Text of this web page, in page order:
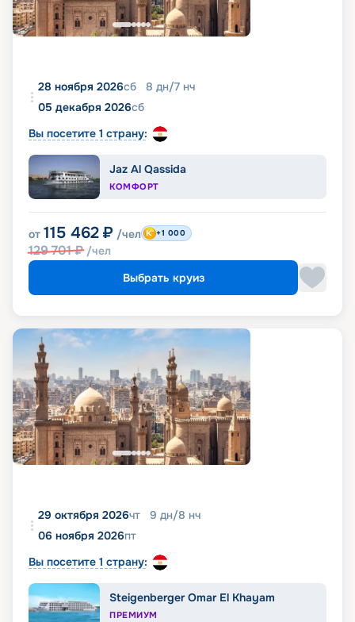
28 ноября 2026сб 8 дн/7 нч
05 декабря 2026сб
Вы посетите 1 страну:
Jaz Al Qassida
КОМФОРТ
от 115 462 ₽ /чел
129 701₽ /чел
+1 000
Выбрать круиз
29 октября 2026чт 9 дн/8 нч
06 ноября 2026пт
Вы посетите 1 страну:
Steigenberger Omar El Khayam
ПРЕМИУМ